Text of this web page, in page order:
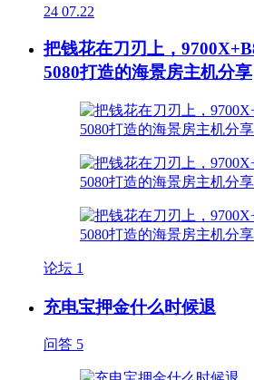
24 07.22
把钱花在刀刃上，
5080打造的海景房主机分享
论坛 1
充电宝押金什么时候退
问答 5